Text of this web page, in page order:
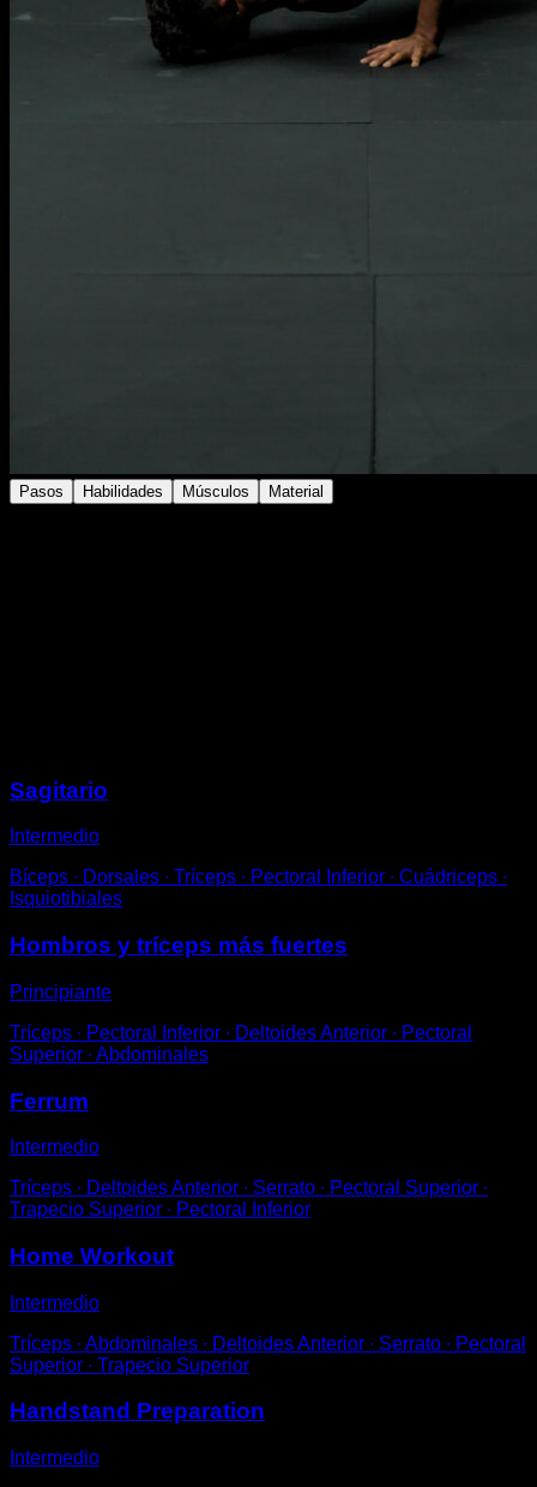
Pasos Habilidades Músculos Material
Sagitario
Intermedio
Bíceps ∙ Dorsales ∙ Tríceps ∙ Pectoral Inferior ∙ Cuádriceps ∙
Isquiotibiales
Hombros y tríceps más fuertes
Principiante
Tríceps ∙ Pectoral Inferior ∙ Deltoides Anterior ∙ Pectoral
Superior ∙ Abdominales
Ferrum
Intermedio
Tríceps ∙ Deltoides Anterior ∙ Serrato ∙ Pectoral Superior ∙
Trapecio Superior ∙ Pectoral Inferior
Home Workout
Intermedio
Tríceps ∙ Abdominales ∙ Deltoides Anterior ∙ Serrato ∙ Pectoral
Superior ∙ Trapecio Superior
Handstand Preparation
Intermedio